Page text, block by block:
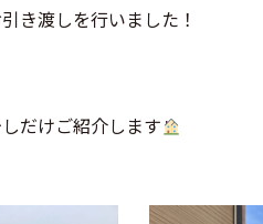
き渡しを行いました！
だけご紹介します